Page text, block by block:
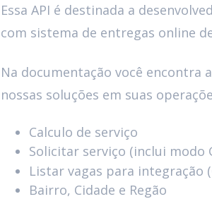
Essa API é destinada a
com sistema de entregas online
Na documentação você encontra
nossas soluções em suas
Calculo de serviço
Solicitar serviço (inclui modo
Listar vagas para integração
Bairro, Cidade e Regão